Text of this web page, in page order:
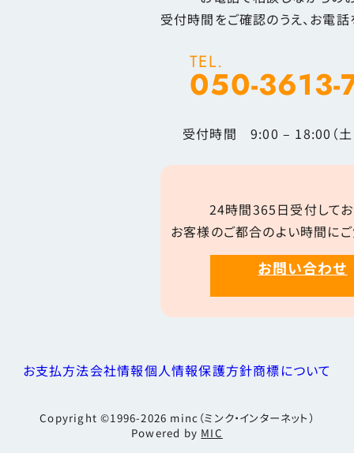
受付時間をご確認のうえ、お電話
TEL.
050-3613-
受付時間 9:00 – 18:00（土
24時間365日受付してお
お客様のご都合のよい時間にご
お問い合わせ
お支払方法会社情報個人情報保護方針商標について
Copyright ©1996-2026 minc（ミンク・インターネット）
Powered by MIC